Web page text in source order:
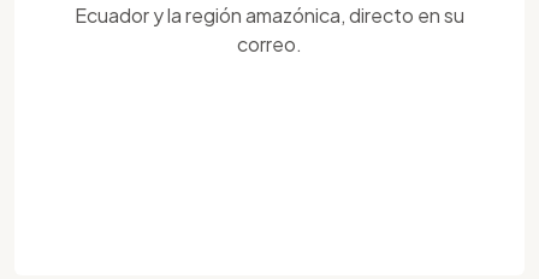
Ecuador y la región amazónica, directo en su
correo.